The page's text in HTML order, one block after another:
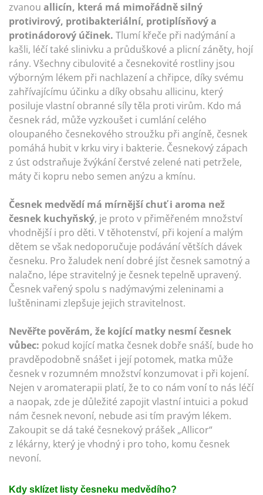
zvanou allicín, která má mimořádně silný
protivirový, protibakteriální, protiplísňový a
protinádorový účinek. Tlumí křeče při nadýmání a
kašli, léčí také slinivku a průduškové a plicní záněty, hojí
rány. Všechny cibulovité a česnekovité rostliny jsou
výborným lékem při nachlazení a chřipce, díky svému
zahřívajícímu účinku a díky obsahu allicinu, který
posiluje vlastní obranné síly těla proti virům. Kdo má
česnek rád, může vyzkoušet i cumlání celého
oloupaného česnekového stroužku při angíně, česnek
pomáhá hubit v krku viry i bakterie. Česnekový zápach
z úst odstraňuje žvýkání čerstvé zelené nati petržele,
máty či kopru nebo semen anýzu a kmínu.
Česnek medvědímá mírnější chuť i aroma než
česnek kuchyňský, je proto v přiměřeném množství
vhodnější i pro děti. V těhotenství, při kojení a malým
dětem se však nedoporučuje podávání větších dávek
česneku. Pro žaludek není dobré jíst česnek samotný a
nalačno, lépe stravitelný je česnek tepelně upravený.
Česnek vařený spolu s nadýmavými zeleninami a
luštěninami zlepšuje jejich stravitelnost.
Nevěřte pověrám, že kojící matky nesmí česnek
vůbec: pokud kojící matka česnek dobře snáší, bude ho
pravděpodobně snášet i její potomek, matka může
česnek v rozumném množství konzumovat i při kojení.
Nejen v aromaterapii platí, že to co nám voní to nás léčí
a naopak, zde je důležité zapojit vlastní intuici a pokud
nám česnek nevoní, nebude asi tím pravým lékem.
Zakoupit se dá také česnekový prášek „Allicor“
z lékárny, který je vhodný i pro toho, komu česnek
nevoní.
Kdy sklízet listy česneku medvědího?